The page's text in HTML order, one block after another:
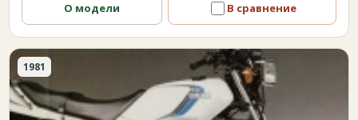
О модели В сравнение
1981